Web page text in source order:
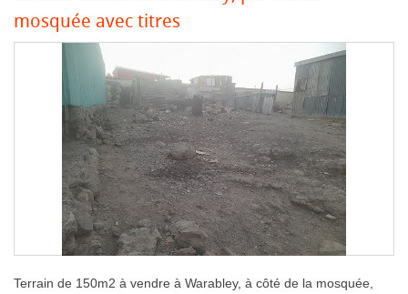
mosquée avec titres
Terrain de 150m2 à vendre à Warabley, à côté de la mosquée,